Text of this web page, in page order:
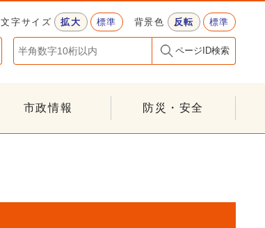
文字サイズ 拡大 標準 背景色 反転 標準
ページID検索
市政情報 防災・安全